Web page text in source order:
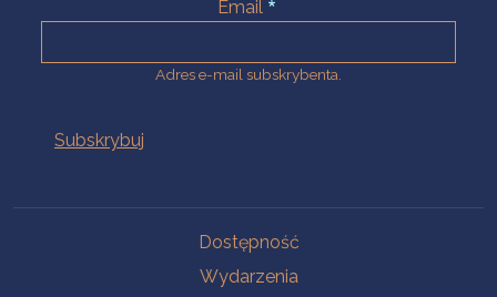
Email
Adres e-mail subskrybenta.
Dostępność
Wydarzenia